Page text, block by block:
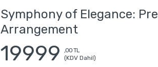
Symphony of Elegance:
Arrangement
19999
,00 TL
(KDV Dahil)